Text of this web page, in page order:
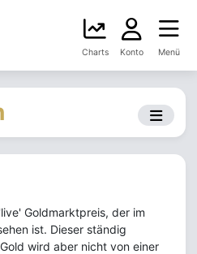
Charts Konto Menü
Goldmarktpreis, der im
ist. Dieser ständig
wird aber nicht von einer